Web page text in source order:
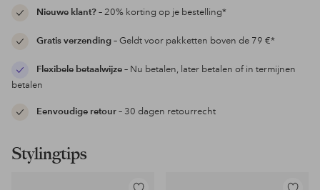
Nieuwe klant?– 20% korting op je bestelling*
Gratis verzending– Geldt voor pakketten boven de 79 €*
Flexibele betaalwijze– Nu betalen, later betalen of in termijnen
betalen
Eenvoudige retour– 30 dagen retourrecht
Stylingtips